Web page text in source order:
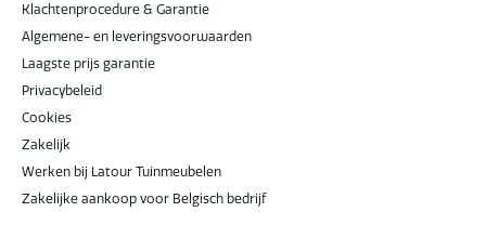
Klachtenprocedure & Garantie
Algemene- en leveringsvoorwaarden
Laagste prijs garantie
Privacybeleid
Cookies
Zakelijk
Werken bij Latour Tuinmeubelen
Zakelijke aankoop voor Belgisch bedrijf